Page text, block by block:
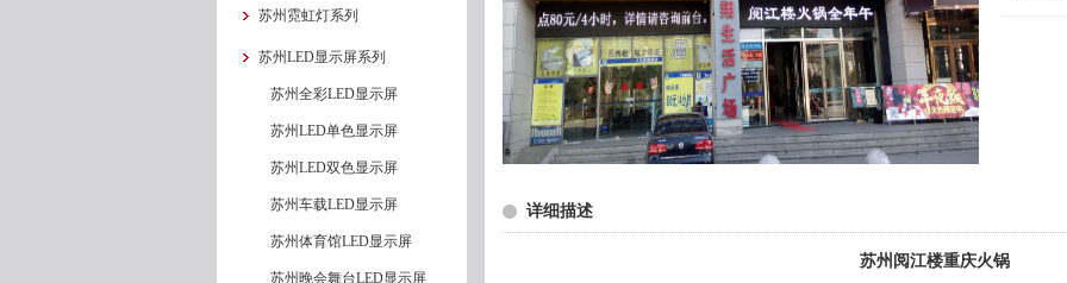
苏州霓虹灯系列
苏州LED显示屏系列
苏州全彩LED显示屏
苏州LED单色显示屏
苏州LED双色显示屏
苏州车载LED显示屏
苏州体育馆LED显示屏
苏州晚会舞台LED显示屏
详细描述
苏州阅江楼重庆火锅